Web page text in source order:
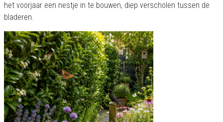
het voorjaar een nestje in te bouwen, diep verscholen tussen de
bladeren.